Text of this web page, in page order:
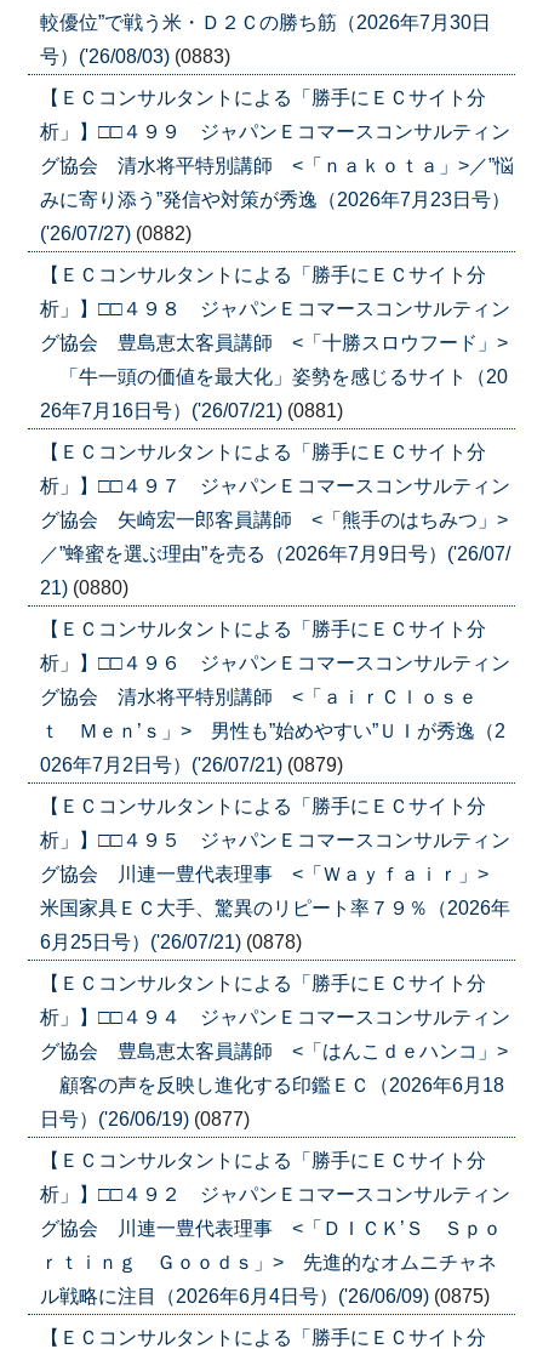
較優位”で戦う米・Ｄ２Ｃの勝ち筋（2026年7月30日
号）('26/08/03) (0883)
【ＥＣコンサルタントによる「勝手にＥＣサイト分
析」】□□４９９ ジャパンＥコマースコンサルティン
グ協会 清水将平特別講師 <「ｎａｋｏｔａ」>／”悩
みに寄り添う”発信や対策が秀逸（2026年7月23日号）
('26/07/27) (0882)
【ＥＣコンサルタントによる「勝手にＥＣサイト分
析」】□□４９８ ジャパンＥコマースコンサルティン
グ協会 豊島恵太客員講師 <「十勝スロウフード」>
「牛一頭の価値を最大化」姿勢を感じるサイト（20
26年7月16日号）('26/07/21) (0881)
【ＥＣコンサルタントによる「勝手にＥＣサイト分
析」】□□４９７ ジャパンＥコマースコンサルティン
グ協会 矢崎宏一郎客員講師 <「熊手のはちみつ」>
／”蜂蜜を選ぶ理由”を売る（2026年7月9日号）('26/07/
21) (0880)
【ＥＣコンサルタントによる「勝手にＥＣサイト分
析」】□□４９６ ジャパンＥコマースコンサルティン
グ協会 清水将平特別講師 <「ａｉｒＣｌｏｓｅ
ｔ Ｍｅｎ’ｓ」> 男性も”始めやすい”ＵＩが秀逸（2
026年7月2日号）('26/07/21) (0879)
【ＥＣコンサルタントによる「勝手にＥＣサイト分
析」】□□４９５ ジャパンＥコマースコンサルティン
グ協会 川連一豊代表理事 <「Ｗａｙｆａｉｒ」>
米国家具ＥＣ大手、驚異のリピート率７９％（2026年
6月25日号）('26/07/21) (0878)
【ＥＣコンサルタントによる「勝手にＥＣサイト分
析」】□□４９４ ジャパンＥコマースコンサルティン
グ協会 豊島恵太客員講師 <「はんこｄｅハンコ」>
顧客の声を反映し進化する印鑑ＥＣ（2026年6月18
日号）('26/06/19) (0877)
【ＥＣコンサルタントによる「勝手にＥＣサイト分
析」】□□４９２ ジャパンＥコマースコンサルティン
グ協会 川連一豊代表理事 <「ＤＩＣＫ’Ｓ Ｓｐｏ
ｒｔｉｎｇ Ｇｏｏｄｓ」> 先進的なオムニチャネ
ル戦略に注目（2026年6月4日号）('26/06/09) (0875)
【ＥＣコンサルタントによる「勝手にＥＣサイト分